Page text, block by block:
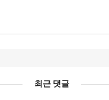
최근 댓글